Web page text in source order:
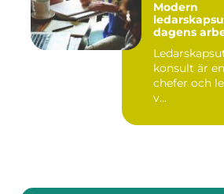
Modern
dagens
konsult är
chefer och
v...